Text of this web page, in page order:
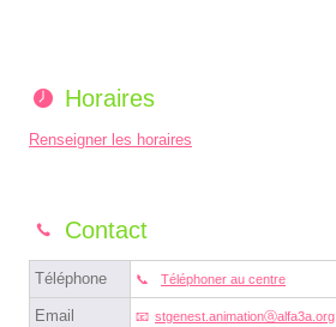
Horaires
Renseigner les horaires
Contact
Téléphone Téléphoner au centre
Email stgenest.animationⓐalfa3a.org